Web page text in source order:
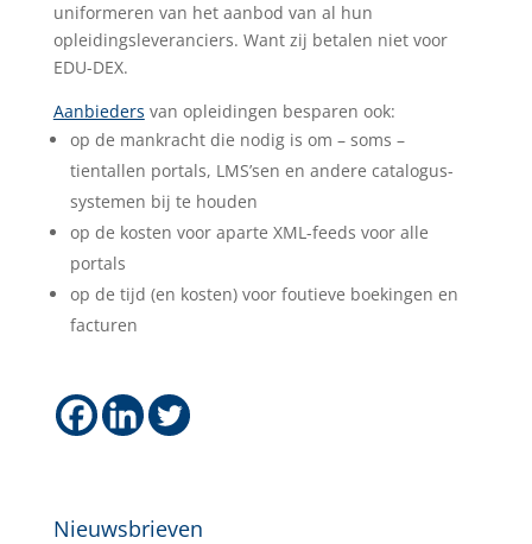
uniformeren van het aanbod van al hun
opleidingsleveranciers. Want zij betalen niet voor
EDU-DEX.
Aanbieders van opleidingen besparen ook:
op de mankracht die nodig is om – soms –
tientallen portals, LMS’sen en andere catalogus-
systemen bij te houden
op de kosten voor aparte XML-feeds voor alle
portals
op de tijd (en kosten) voor foutieve boekingen en
facturen
Nieuwsbrieven